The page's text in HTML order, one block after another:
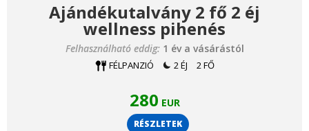
280 EUR
RÉSZLETEK
Ajándékutalvány 2 fő 2 éj
wellness pihenés
Felhasználható eddig: 1 év a vásárástól
FÉLPANZIÓ 2 ÉJ 2 FŐ